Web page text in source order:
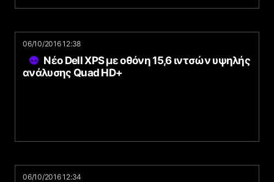
06/10/2016 12:38
Νέο Dell XPS με οθόνη 15,6 ιντσών υψηλής
ανάλυσης Quad HD+
06/10/2016 12:34